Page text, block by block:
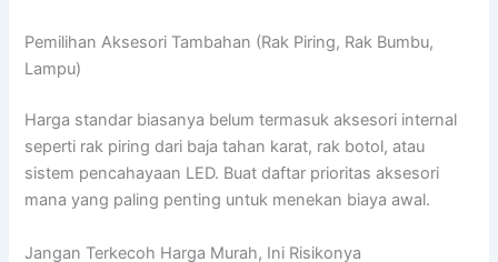
Pemilihan Aksesori Tambahan (Rak Piring, Rak Bumbu,
Lampu)
Harga standar biasanya belum termasuk aksesori internal
seperti rak piring dari baja tahan karat, rak botol, atau
sistem pencahayaan LED. Buat daftar prioritas aksesori
mana yang paling penting untuk menekan biaya awal.
Jangan Terkecoh Harga Murah, Ini Risikonya